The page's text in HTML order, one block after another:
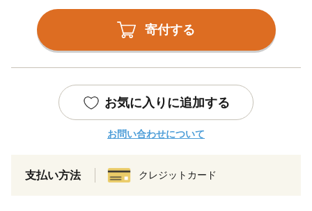
寄付する
お気に入りに追加する
お問い合わせについて
支払い方法 クレジットカード